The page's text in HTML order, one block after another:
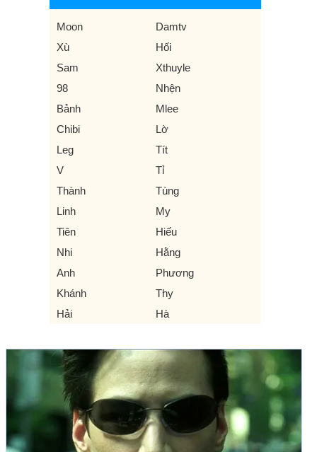
Moon
Damtv
Xù
Hối
Sam
Xthuyle
98
Nhện
Bảnh
Mlee
Chibi
Lờ
Leg
Tít
V
Tỉ
Thành
Tùng
Linh
My
Tiên
Hiếu
Nhi
Hằng
Anh
Phương
Khánh
Thy
Hải
Hà